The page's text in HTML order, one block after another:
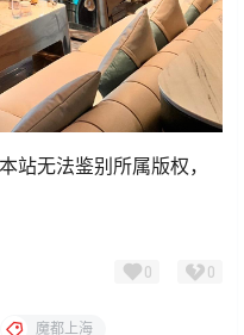
站无法鉴别所属版权，
0 0
魔都上海